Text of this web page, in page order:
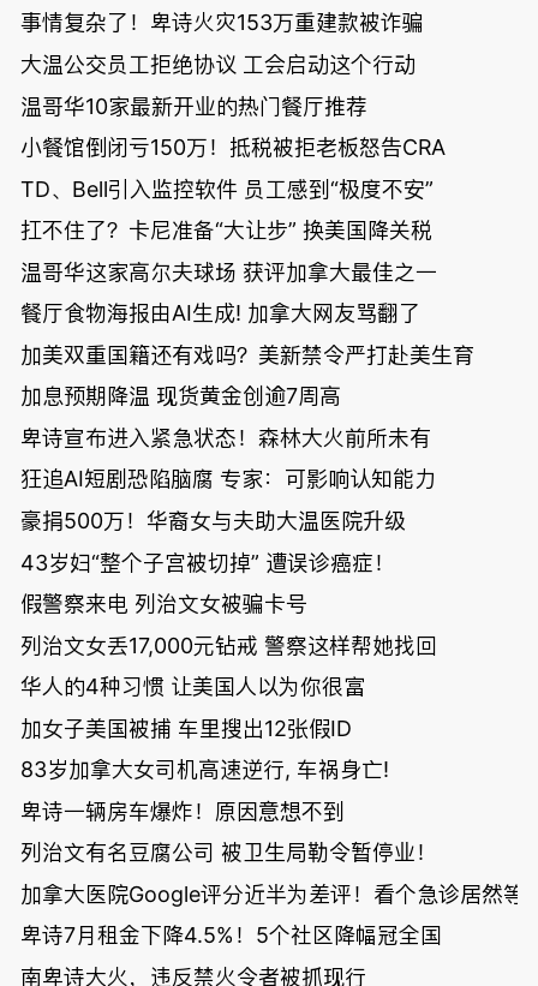
事情复杂了！卑诗火灾153万重建款被诈骗
大温公交员工拒绝协议 工会启动这个行动
温哥华10家最新开业的热门餐厅推荐
小餐馆倒闭亏150万！抵税被拒老板怒告CRA
TD、Bell引入监控软件 员工感到“极度不安”
扛不住了？卡尼准备“大让步” 换美国降关税
温哥华这家高尔夫球场 获评加拿大最佳之一
餐厅食物海报由AI生成! 加拿大网友骂翻了
加美双重国籍还有戏吗？美新禁令严打赴美生育
加息预期降温 现货黄金创逾7周高
卑诗宣布进入紧急状态！森林大火前所未有
狂追AI短剧恐陷脑腐 专家：可影响认知能力
豪捐500万！华裔女与夫助大温医院升级
43岁妇“整个子宫被切掉” 遭误诊癌症！
假警察来电 列治文女被骗卡号
列治文女丢17,000元钻戒 警察这样帮她找回
华人的4种习惯 让美国人以为你很富
加女子美国被捕 车里搜出12张假ID
83岁加拿大女司机高速逆行, 车祸身亡!
卑诗一辆房车爆炸！原因意想不到
列治文有名豆腐公司 被卫生局勒令暂停业！
加拿大医院Google评分近半为差评！看个急诊居然等
卑诗7月租金下降4.5%！5个社区降幅冠全国
南卑诗大火，违反禁火令者被抓现行